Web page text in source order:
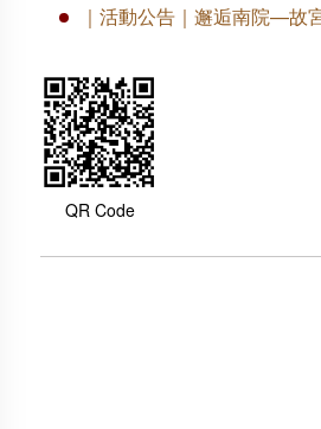
｜活動公告｜邂逅南院—故
QR Code